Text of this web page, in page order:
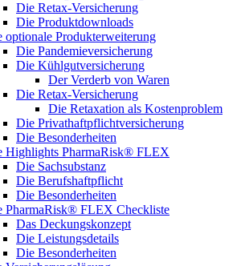
Die Retax-Versicherung
Die Produktdownloads
optionale Produkterweiterung
Die Pandemieversicherung
Die Kühlgutversicherung
Der Verderb von Waren
Die Retax-Versicherung
Die Retaxation als Kostenproblem
Die Privathaftpflichtversicherung
Die Besonderheiten
Highlights PharmaRisk® FLEX
Die Sachsubstanz
Die Berufshaftpflicht
Die Besonderheiten
PharmaRisk® FLEX Checkliste
Das Deckungskonzept
Die Leistungsdetails
Die Besonderheiten